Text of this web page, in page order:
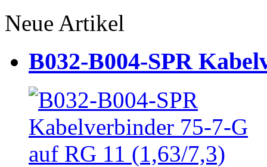
Neue Artikel
B032-B004-SPR